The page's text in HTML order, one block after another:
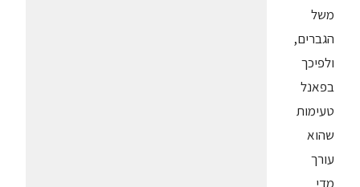
משל
הגברים,
ולפיכך
בפאנל
טעימות
שהוא
עורך
מדי